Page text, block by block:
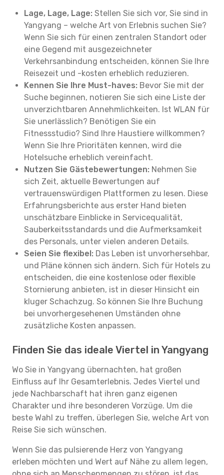
Lage, Lage, Lage: Stellen Sie sich vor, Sie sind in
Yangyang – welche Art von Erlebnis suchen Sie?
Wenn Sie sich für einen zentralen Standort oder
eine Gegend mit ausgezeichneter
Verkehrsanbindung entscheiden, können Sie Ihre
Reisezeit und -kosten erheblich reduzieren.
Kennen Sie Ihre Must-haves: Bevor Sie mit der
Suche beginnen, notieren Sie sich eine Liste der
unverzichtbaren Annehmlichkeiten. Ist WLAN für
Sie unerlässlich? Benötigen Sie ein
Fitnessstudio? Sind Ihre Haustiere willkommen?
Wenn Sie Ihre Prioritäten kennen, wird die
Hotelsuche erheblich vereinfacht.
Nutzen Sie Gästebewertungen: Nehmen Sie
sich Zeit, aktuelle Bewertungen auf
vertrauenswürdigen Plattformen zu lesen. Diese
Erfahrungsberichte aus erster Hand bieten
unschätzbare Einblicke in Servicequalität,
Sauberkeitsstandards und die Aufmerksamkeit
des Personals, unter vielen anderen Details.
Seien Sie flexibel: Das Leben ist unvorhersehbar,
und Pläne können sich ändern. Sich für Hotels zu
entscheiden, die eine kostenlose oder flexible
Stornierung anbieten, ist in dieser Hinsicht ein
kluger Schachzug. So können Sie Ihre Buchung
bei unvorhergesehenen Umständen ohne
zusätzliche Kosten anpassen.
Finden Sie das ideale Viertel in Yangyang
Wo Sie in Yangyang übernachten, hat großen
Einfluss auf Ihr Gesamterlebnis. Jedes Viertel und
jede Nachbarschaft hat ihren ganz eigenen
Charakter und ihre besonderen Vorzüge. Um die
beste Wahl zu treffen, überlegen Sie, welche Art von
Reise Sie sich wünschen.
Wenn Sie das pulsierende Herz von Yangyang
erleben möchten und Wert auf Nähe zu allem legen,